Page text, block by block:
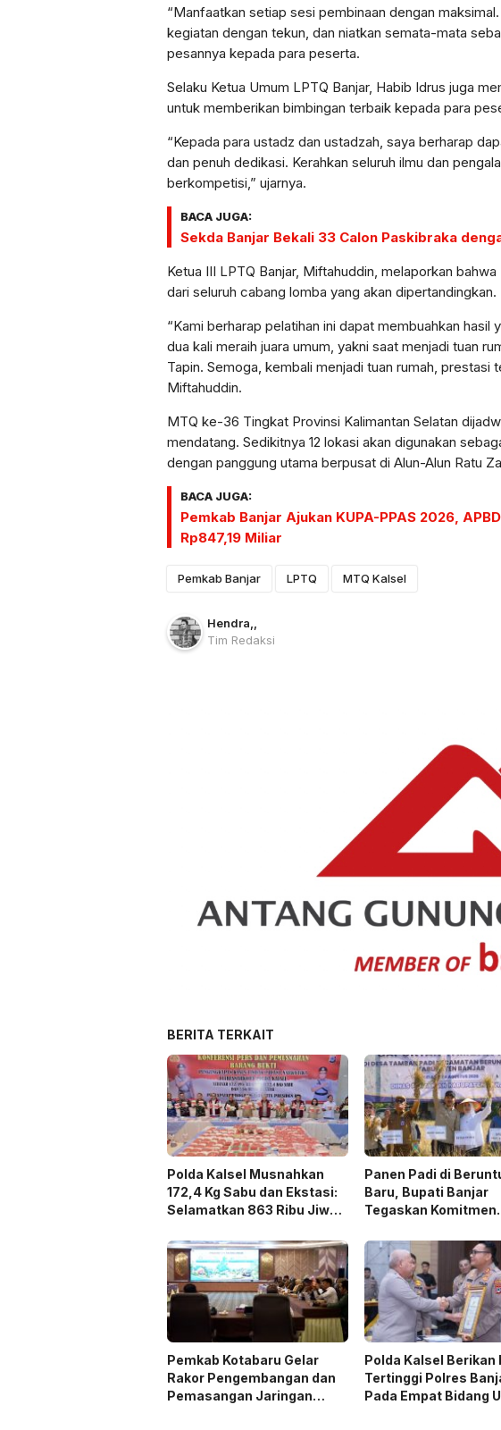
“Manfaatkan setiap sesi pembinaan dengan
kegiatan dengan tekun, dan niatkan semata-mata
pesannya kepada para peserta.
Selaku Ketua Umum LPTQ Banjar, Habib Idrus juga
untuk memberikan bimbingan terbaik kepada para
“Kepada para ustadz dan ustadzah, saya berharap
dan penuh dedikasi. Kerahkan seluruh ilmu dan
berkompetisi,” ujarnya.
BACA JUGA:
Sekda Banjar Bekali 33 Calon Paskibraka
Ketua III LPTQ Banjar, Miftahuddin, melaporkan
dari seluruh cabang lomba yang akan dipertandingkan.
“Kami berharap pelatihan ini dapat membuahkan hasil
dua kali meraih juara umum, yakni saat menjadi tuan
Tapin. Semoga, kembali menjadi tuan rumah, prestasi
Miftahuddin.
MTQ ke-36 Tingkat Provinsi Kalimantan Selatan
mendatang. Sedikitnya 12 lokasi akan digunakan
dengan panggung utama berpusat di Alun-Alun Ratu
BACA JUGA:
Pemkab Banjar Ajukan KUPA-PPAS 2026,
Rp847,19 Miliar
Pemkab Banjar LPTQ MTQ Kalsel
Hendra,,
Tim Redaksi
BERITA TERKAIT
Polda Kalsel Musnahkan
172,4 Kg Sabu dan Ekstasi:
Selamatkan 863 Ribu Jiwa
4,3 Triliun
Panen Padi di
Baru, Bupati Banjar
Tegaskan Komitmen
Pemkab Kotabaru Gelar
Rakor Pengembangan dan
Pemasangan Jaringan
Polda Kalsel Berikan
Tertinggi Polres
Pada Empat Bidang